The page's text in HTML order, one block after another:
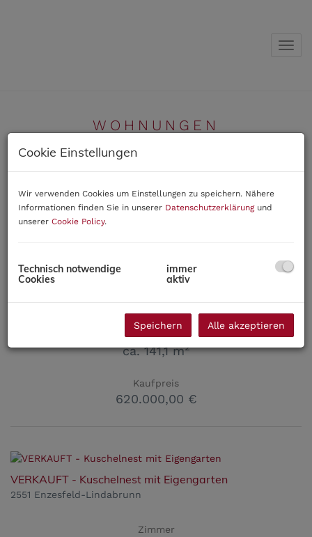
WOHNUNGEN
Exklusives Flair mit spektakulären Terrassen und
5
Fläche
ca. 141,1 m2
Kaufpreis
620.000,00 €
VERKAUFT - Kuschelnest mit Eigengarten
2551 Enzesfeld-Lindabrunn
Zimmer
Cookie Einstellungen
Wir verwenden Cookies um Einstellungen zu speichern. Nähere
Informationen finden Sie in unserer Datenschutzerklärungund
unserer Cookie Policy.
Technisch notwendige
Cookies
immer
aktiv
Speichern Alle akzeptieren